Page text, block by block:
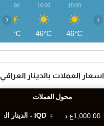
15:00
46°C
16:00
46°C
17:00
45°C
‹ ›
اسعار العملات بالدينار العراقي